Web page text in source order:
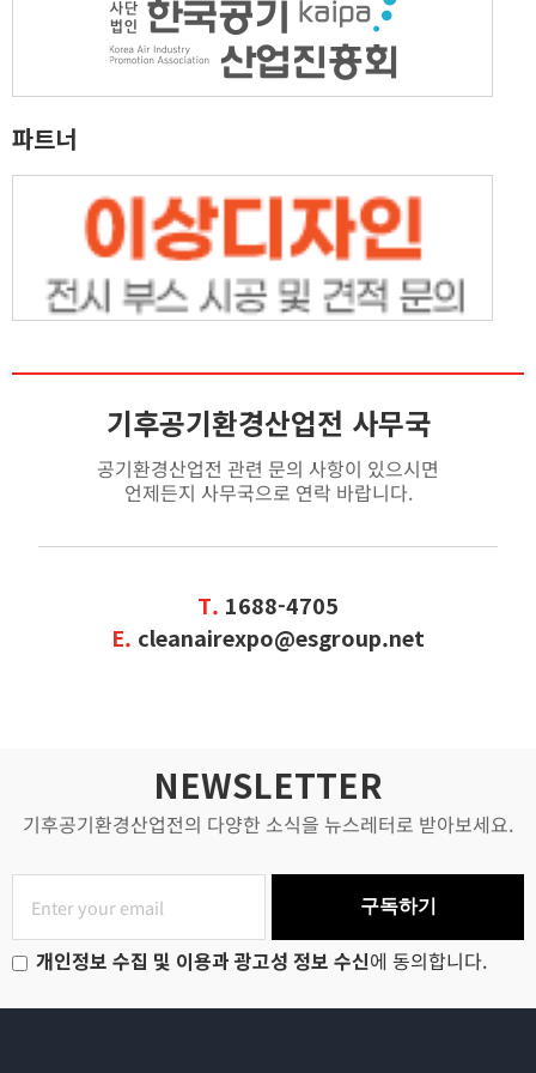
파트너
기후공기환경산업전 사무국
공기환경산업전 관련 문의 사항이 있으시면
언제든지 사무국으로 연락 바랍니다.
T. 1688-4705
E. cleanairexpo@esgroup.net
NEWSLETTER
기후공기환경산업전의 다양한 소식을 뉴스레터로 받아보세요.
구독하기
개인정보 수집 및 이용과 광고성 정보 수신에 동의합니다.